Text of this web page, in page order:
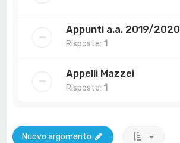
Appunti a.a. 2019/2020
Risposte: 1
Appelli Mazzei
Risposte: 1
Nuovo argomento